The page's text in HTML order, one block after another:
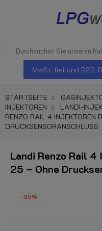
MwSt-frei und B2B-
STARTSEITE
INJEKTOREN
LANDI-
RENZO RAIL 4 INJEKTOREN
DRUCKSENSORANSCHLUSS
Landi Renzo Rail 4
25 – Ohne
-35%